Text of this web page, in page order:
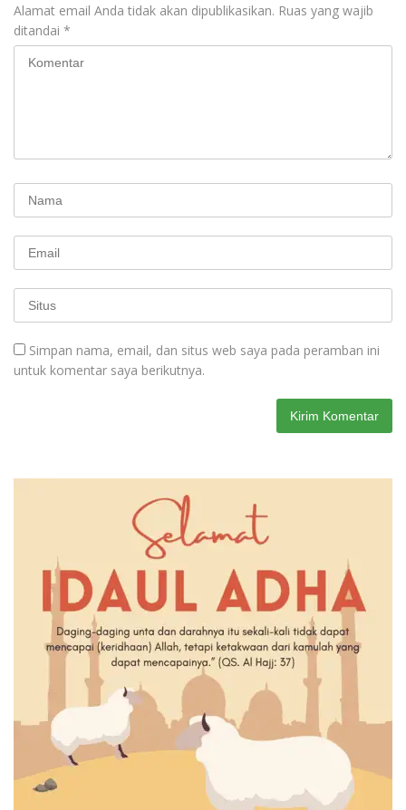
Alamat email Anda tidak akan dipublikasikan. Ruas yang wajib
ditandai *
Simpan nama, email, dan situs web saya pada peramban ini
untuk komentar saya berikutnya.